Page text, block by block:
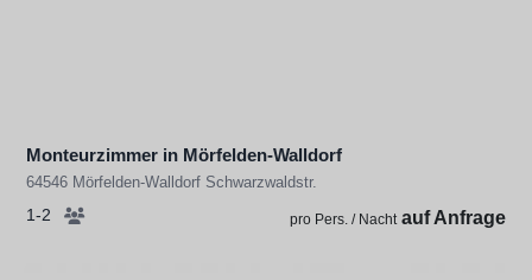
Monteurzimmer in Mörfelden-Walldorf
64546 Mörfelden-Walldorf Schwarzwaldstr.
1-2 pro Pers. / Nacht auf Anfrage